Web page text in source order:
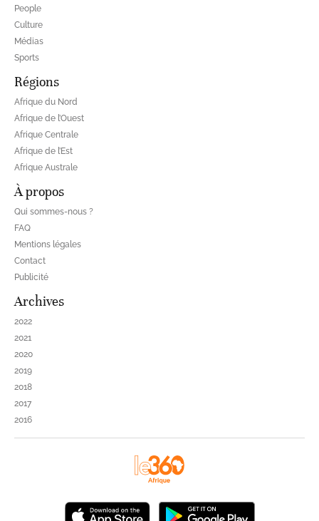
People
Culture
Médias
Sports
Régions
Afrique du Nord
Afrique de l’Ouest
Afrique Centrale
Afrique de l’Est
Afrique Australe
À propos
Qui sommes-nous ?
FAQ
Mentions légales
Contact
Publicité
Archives
2022
2021
2020
2019
2018
2017
2016